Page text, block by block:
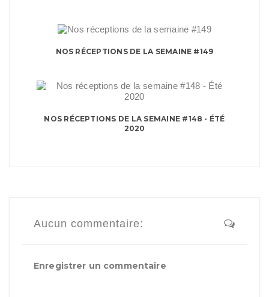
NOS RÉCEPTIONS DE LA SEMAINE #149
NOS RÉCEPTIONS DE LA SEMAINE #148 - ÉTÉ
2020
Aucun commentaire:
Enregistrer un commentaire